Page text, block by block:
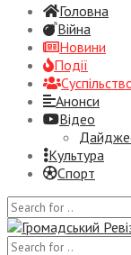
Головна
Війна
Новини
Події
Анонси
Відео
Культура
Спорт